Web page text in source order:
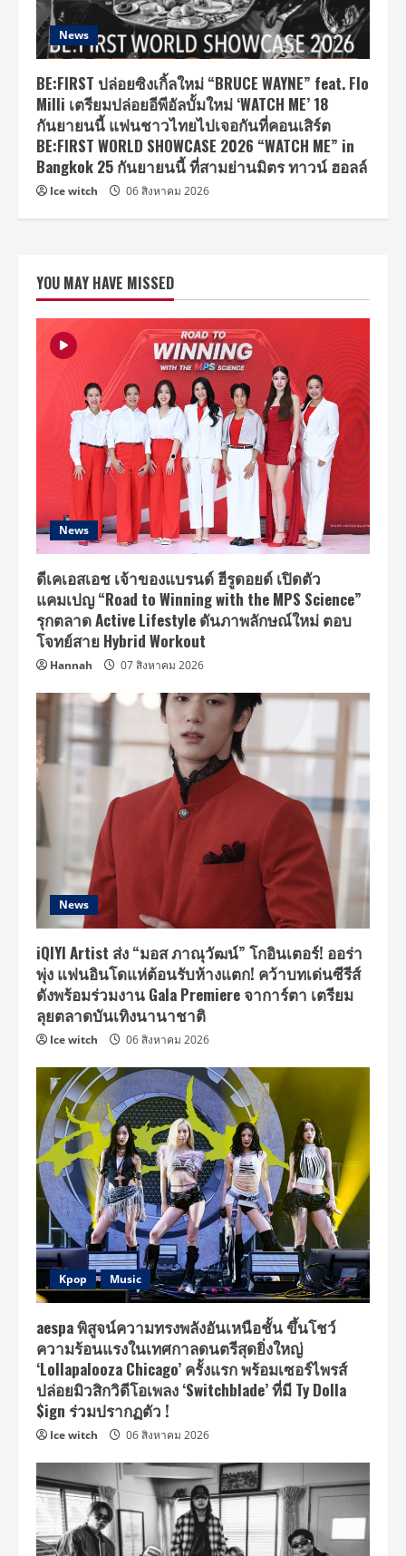
News
BE:FIRST ปล่อยซิงเกิ้ลใหม่ “BRUCE WAYNE” feat. Flo
Milli เตรียมปล่อยอีพีอัลบั้มใหม่ ‘WATCH ME’ 18
กันยายนนี้ แฟนชาวไทยไปเจอกันที่คอนเสิร์ต
BE:FIRST WORLD SHOWCASE 2026 “WATCH ME” in
Bangkok 25 กันยายนนี้ ที่สามย่านมิตร ทาวน์ ฮอลล์
Ice witch 06 สิงหาคม 2026
YOU MAY HAVE MISSED
News
ดีเคเอสเอช เจ้าของแบรนด์ ฮีรูดอยด์ เปิดตัว
แคมเปญ “Road to Winning with the MPS Science”
รุกตลาด Active Lifestyle ดันภาพลักษณ์ใหม่ ตอบ
โจทย์สาย Hybrid Workout
Hannah 07 สิงหาคม 2026
News
iQIYI Artist ส่ง “มอส ภาณุวัฒน์” โกอินเตอร์! ออร่า
พุ่ง แฟนอินโดแห่ต้อนรับห้างแตก! คว้าบทเด่นซีรีส์
ดังพร้อมร่วมงาน Gala Premiere จาการ์ตา เตรียม
ลุยตลาดบันเทิงนานาชาติ
Ice witch 06 สิงหาคม 2026
Kpop Music
aespa พิสูจน์ความทรงพลังอันเหนือชั้น ขึ้นโชว์
ความร้อนแรงในเทศกาลดนตรีสุดยิ่งใหญ่
‘Lollapalooza Chicago’ ครั้งแรก พร้อมเซอร์ไพรส์
ปล่อยมิวสิกวิดีโอเพลง ‘Switchblade’ ที่มี Ty Dolla
$ign ร่วมปรากฏตัว !
Ice witch 06 สิงหาคม 2026